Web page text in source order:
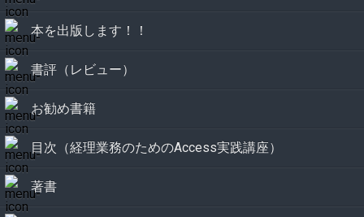
本を出版します！！
書評（レビュー）
お勧め書籍
目次（経理業務のためのAccess実践講座）
著書